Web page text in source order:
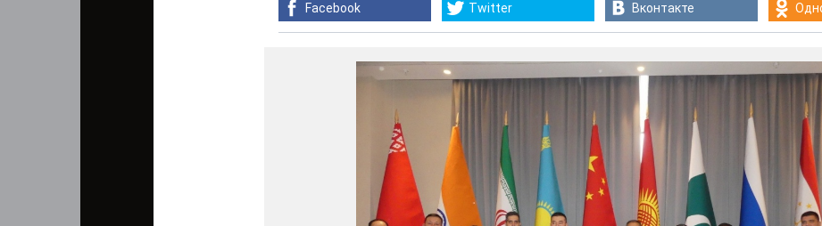
Facebook Twitter Вконтакте